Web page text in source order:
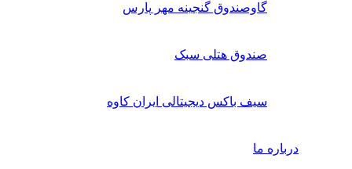
گاوصندوق گنجینه مهر پارس
صندوق هتلی سبک
سیف باکس دیجیتالی ایران کاوه
درباره ما